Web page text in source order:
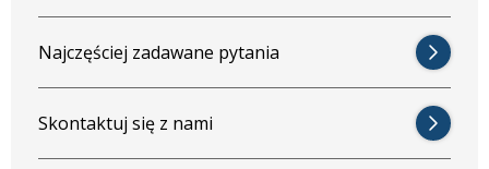
Najczęściej zadawane pytania
Skontaktuj się z nami